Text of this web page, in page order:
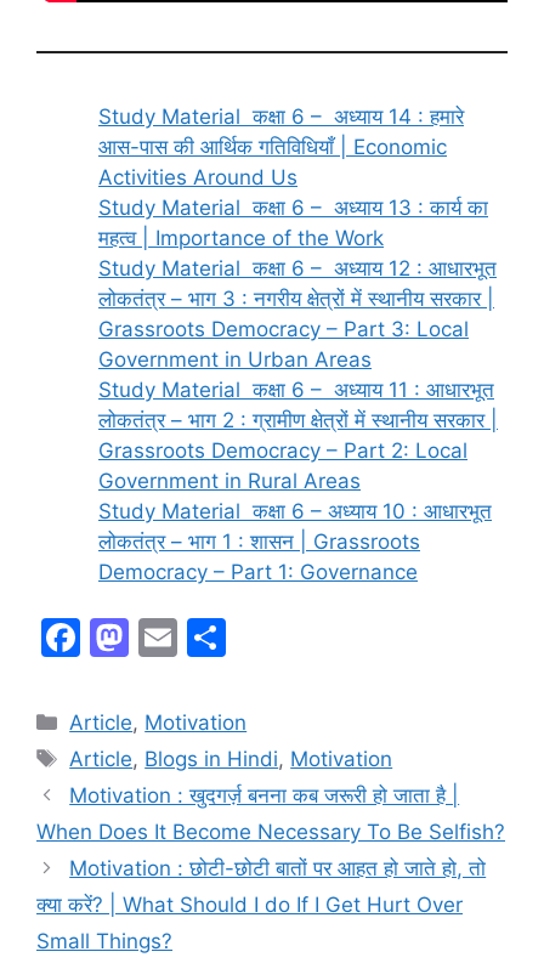
Study Material कक्षा 6 – अध्याय 14 : हमारे
आस-पास की आर्थिक गतिविधियाँ | Economic
Activities Around Us
Study Material कक्षा 6 – अध्याय 13 : कार्य का
महत्व | Importance of the Work
Study Material कक्षा 6 – अध्याय 12 : आधारभूत
लोकतंत्र – भाग 3 : नगरीय क्षेत्रों में स्थानीय सरकार |
Grassroots Democracy – Part 3: Local
Government in Urban Areas
Study Material कक्षा 6 – अध्याय 11 : आधारभूत
लोकतंत्र – भाग 2 : ग्रामीण क्षेत्रों में स्थानीय सरकार |
Grassroots Democracy – Part 2: Local
Government in Rural Areas
Study Material कक्षा 6 – अध्याय 10 : आधारभूत
लोकतंत्र – भाग 1 : शासन | Grassroots
Democracy – Part 1: Governance
F
c
e
b
o
o
k
M
st
o
d
o
n
E
ai
l
ar
e
Article, Motivation
Article, Blogs in Hindi, ‏Motivation
Motivation : खुदगर्ज़ बनना कब जरूरी हो जाता है |
When Does It Become Necessary To Be Selfish?
Motivation : छोटी-छोटी बातों पर आहत हो जाते हो, तो
क्या करें? | What Should I do If I Get Hurt Over
Small Things?